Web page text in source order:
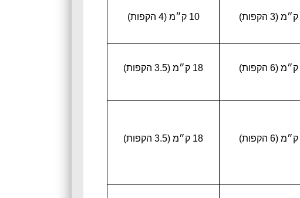
10 ק״מ (4 הקפות)
18 ק״מ (3.5 הקפות)
18 ק״מ (3.5 הקפות)